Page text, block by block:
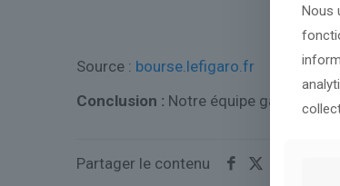
Source : bourse.lefigaro.fr
Conclusion : Notre équipe gardera un
Partager le contenu
Nous